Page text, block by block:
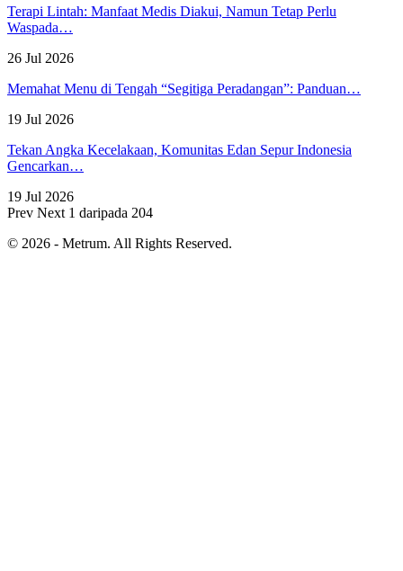
Terapi Lintah: Manfaat Medis Diakui, Namun Tetap Perlu
Waspada…
26 Jul 2026
Memahat Menu di Tengah “Segitiga Peradangan”: Panduan…
19 Jul 2026
Tekan Angka Kecelakaan, Komunitas Edan Sepur Indonesia
Gencarkan…
19 Jul 2026
Prev Next 1 daripada 204
© 2026 - Metrum. All Rights Reserved.